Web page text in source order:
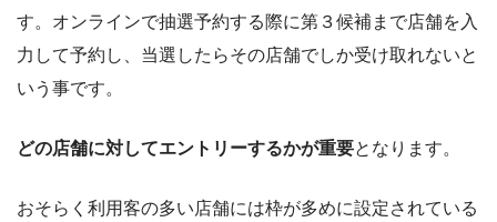
す。オンラインで抽選予約する際に第３候補まで店舗を入
力して予約し、当選したらその店舗でしか受け取れないと
いう事です。
どの店舗に対してエントリーするかが重要となります。
おそらく利用客の多い店舗には枠が多めに設定されている